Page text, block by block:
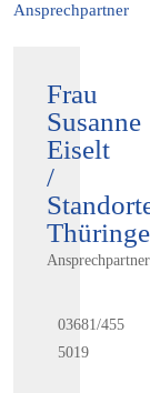
Ansprechpartner
Frau
Susanne
Eiselt
/
03681/455
5019